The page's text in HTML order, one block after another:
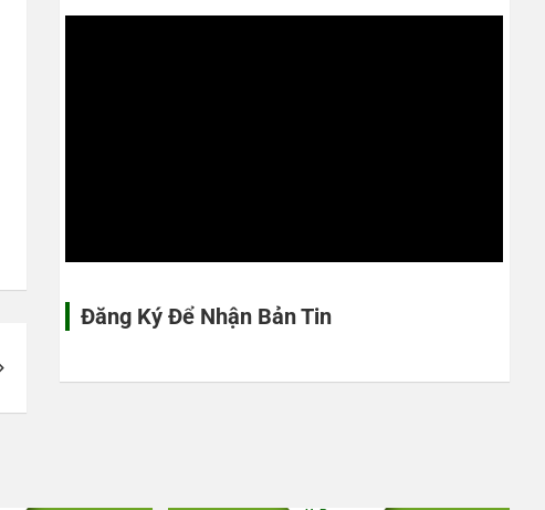
Đăng Ký Để Nhận Bản Tin